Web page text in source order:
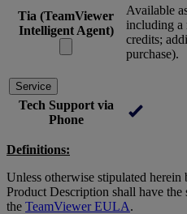
Tia (TeamViewer
Intelligent Agent)
Available
including
credits;
purchase).
Service
Tech Support via
Phone
Definitions:
Unless otherwise stipulated
Product Description shall have the
the TeamViewer EULA.